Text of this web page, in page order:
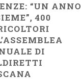
“UN ANNO
400
DI